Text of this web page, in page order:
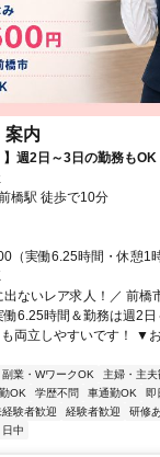
案内
】週2日～3日の勤務も
橋駅 徒歩で10分
（実働6.25時間・休憩1
ないレア求人！／ 前橋
働6.25時間＆勤務は週2
両立しやすいです！ ▼
副業・WワークOK 主婦・主夫
OK 学歴不問 車通勤OK 即
経験者歓迎 経験者歓迎 研修
日中